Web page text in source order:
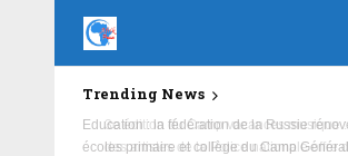
Trending News
Education : la fédération de la Russie
écoles primaire et collège du Camp Général